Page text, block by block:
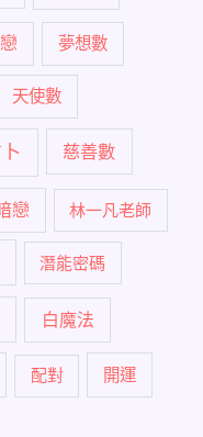
夢想數
天使數
慈善數
戀 林一凡老師
潛能密碼
白魔法
配對 開運